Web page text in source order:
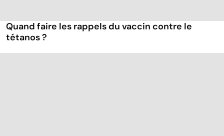
Quand faire les rappels du vaccin contre le
tétanos ?